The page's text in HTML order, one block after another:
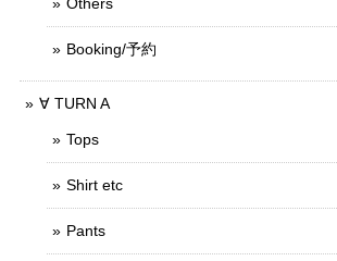
Booking/予約
∀ TURN A
Tops
Shirt etc
Pants